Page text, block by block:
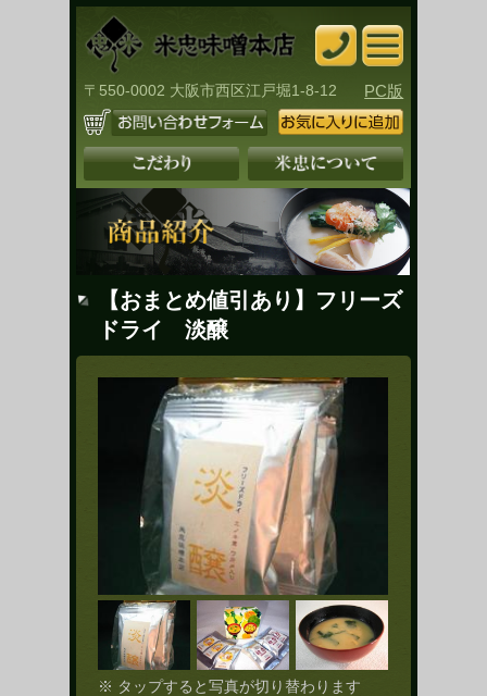
〒550-0002 大阪市西区江戸堀1-8-12 PC版
【おまとめ値引あり】フリーズ
ドライ 淡醸
※ タップすると写真が切り替わります